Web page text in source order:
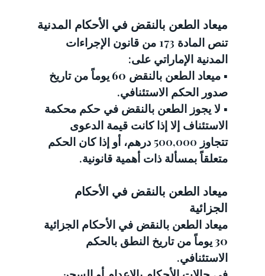
ميعاد الطعن بالنقض في الأحكام المدنية
تنص المادة 173 من قانون الإجراءات
المدنية الإماراتي على:
▪️ ميعاد الطعن بالنقض 60 يوماً
من تاريخ
صدور الحكم الاستئنافي.
▪️ لا يجوز الطعن بالنقض في حكم محكمة
الاستئناف إلا إذا كانت قيمة الدعوى
تتجاوز 500,000 درهم، أو إذا كان الحكم
متعلقاً بمسألة ذات أهمية قانونية.
ميعاد الطعن بالنقض في الأحكام
الجزائية
ميعاد الطعن بالنقض في الأحكام الجزائية
30 يوماً
من تاريخ النطق بالحكم
الاستئنافي.